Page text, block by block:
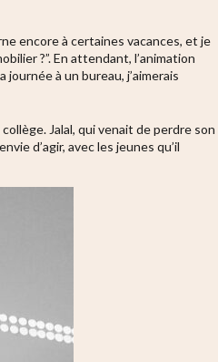
encore à certaines vacances, et je
?”. En attendant, l’animation
à un bureau, j’aimerais
Jalal, qui venait de perdre son
d’agir, avec les jeunes qu’il